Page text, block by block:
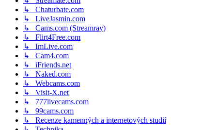
↳ Chaturbate.com
↳ LiveJasmin.com
↳ Cams.com (Streamray)
↳ Flirt4Free.com
↳ ImLive.com
↳ Cam4.com
↳ iFriends.net
↳ Naked.com
↳ Webcams.com
↳ Visit-X.net
↳ 777livecams.com
↳ 99cams.com
↳ Recenze kamenných a internetových studií